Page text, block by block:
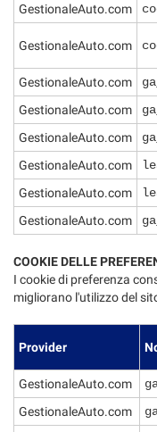
GestionaleAuto.com
GestionaleAuto.com
GestionaleAuto.com
GestionaleAuto.com
GestionaleAuto.com
GestionaleAuto.com
GestionaleAuto.com
GestionaleAuto.com
COOKIE DELLE
I cookie di preferenza
migliorano l'utilizzo del
Provider
GestionaleAuto.com
GestionaleAuto.com